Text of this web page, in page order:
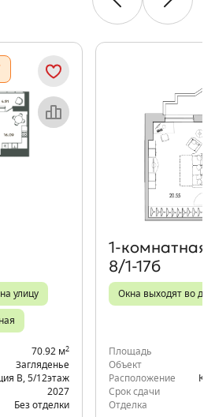
месяца
улицу
70.92 м2
Загляденье
В 5/12этаж
2027
Без отделки
1‑комнатная
8/1-17б
Окна выходят во
Площадь
Объект
Расположение
Срок сдачи
Отделка